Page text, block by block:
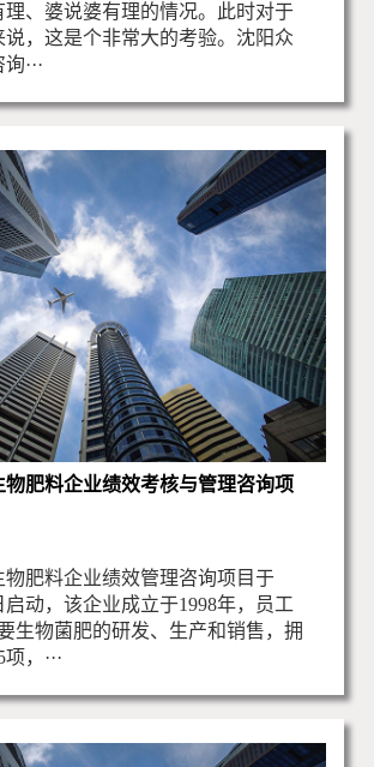
理、婆说婆有理的情况。此时对于
说，这是个非常大的考验。沈阳众
···
肥料企业绩效考核与管理咨询项
物肥料企业绩效管理咨询项目于
启动，该企业成立于1998年，员工
生物菌肥的研发、生产和销售，拥
，···